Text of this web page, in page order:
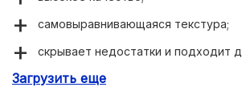
самовыравнивающаяся текстура;
скрывает недостатки и подходит
Загрузить еще